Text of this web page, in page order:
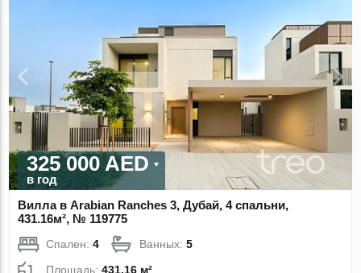
325 000 AED
в год
Вилла в Arabian Ranches 3, Дубай, 4 спальни,
431.16м², № 119775
Спален:4 Ванных:5
Площадь:431.16 м²